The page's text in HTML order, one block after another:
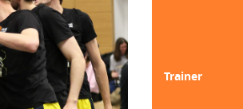
Trainer